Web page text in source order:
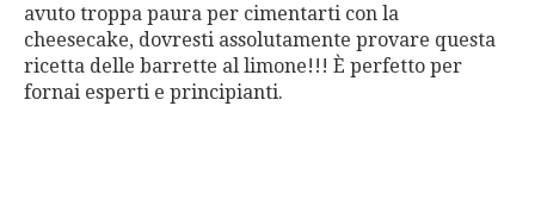
avuto troppa paura per cimentarti con la
cheesecake, dovresti assolutamente provare questa
ricetta delle barrette al limone!!! È perfetto per
fornai esperti e principianti.